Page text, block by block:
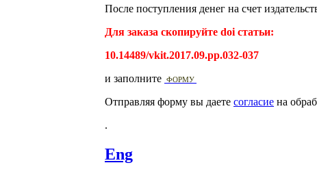
После поступления денег на счет
Для заказа скопируйте doi статьи:
10.14489/vkit.2017.09.pp.032-037
и заполните ФОРМУ
Отправляя форму вы даете согласие на
.
Eng